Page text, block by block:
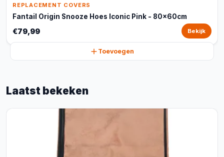
REPLACEMENT COVERS
Fantail Origin Snooze Hoes Iconic Pink - 80x60cm
€79,99 Bekijk
Toevoegen
Laatst bekeken